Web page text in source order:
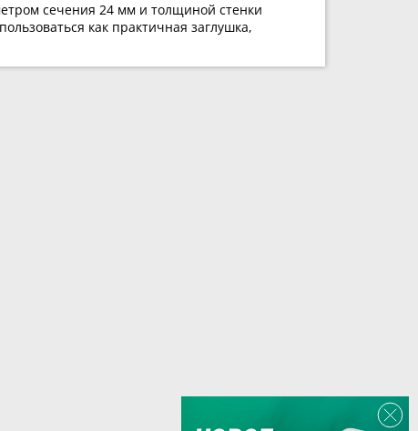
сечения 24 мм и толщиной стенки
как практичная заглушка,